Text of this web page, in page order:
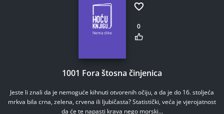
0
1001 Fora štosna činjenica
Jeste li znali da je nemoguće kihnuti otvorenih očiju, a da je do 16. stoljeća
mrkva bila crna, zelena, crvena ili ljubičasta? Statistički, veća je vjerojatnost
da će te napasti krava nego morski...